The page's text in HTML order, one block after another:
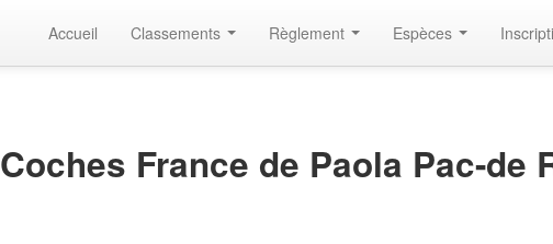
Accueil Classements Règlement Espèces
Coches France de Paola Pac-de